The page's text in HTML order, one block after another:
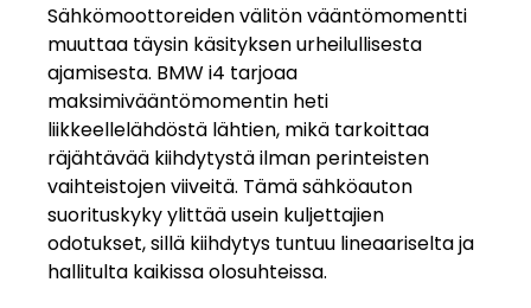
Sähkömoottoreiden välitön vääntömomentti
muuttaa täysin käsityksen urheilullisesta
ajamisesta. BMW i4 tarjoaa
maksimivääntömomentin heti
liikkeellelähdöstä lähtien, mikä tarkoittaa
räjähtävää kiihdytystä ilman perinteisten
vaihteistojen viiveitä. Tämä sähköauton
suorituskyky ylittää usein kuljettajien
odotukset, sillä kiihdytys tuntuu lineaariselta ja
hallitulta kaikissa olosuhteissa.